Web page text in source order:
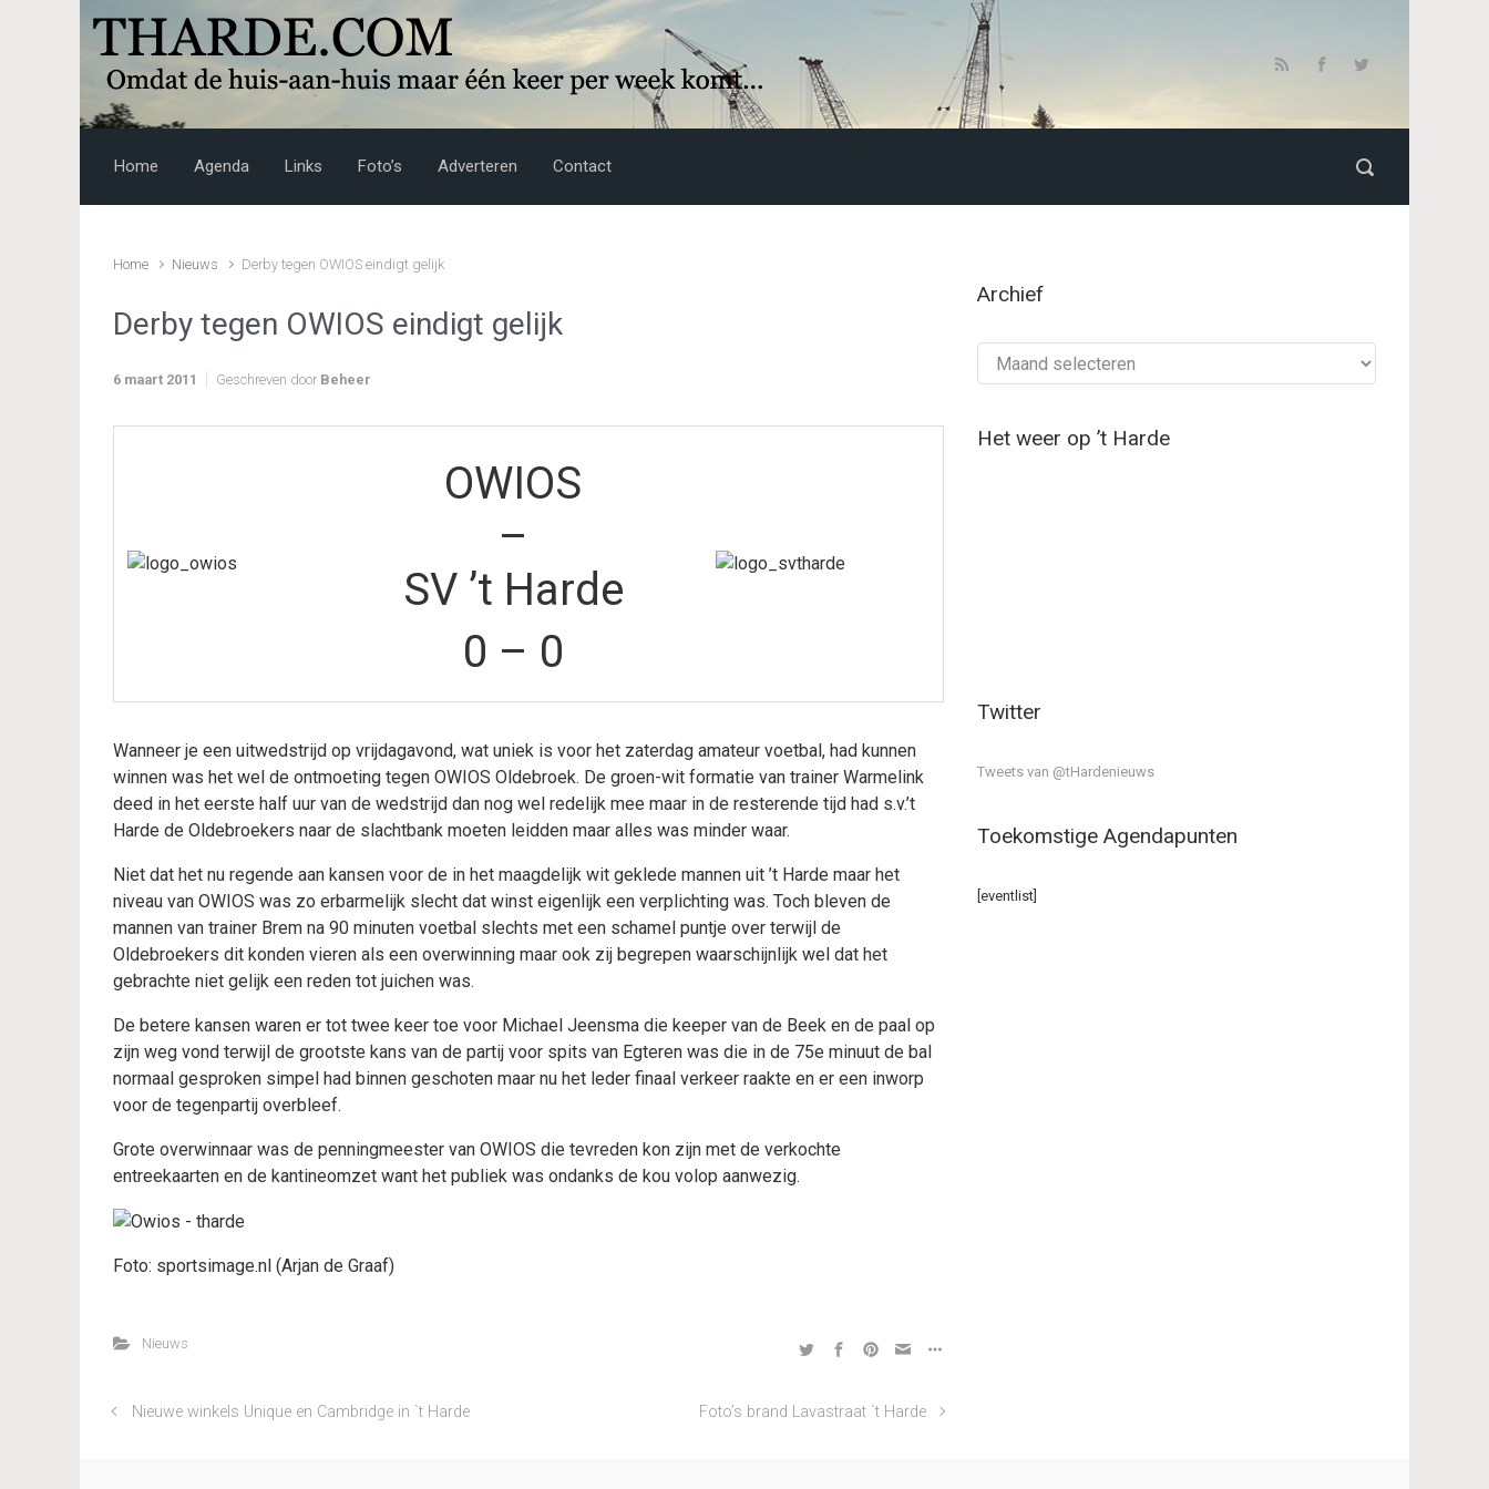
Skip to main content
Home Agenda Links Foto’s Adverteren Contact
Home Nieuws Derby tegen OWIOS eindigt gelijk
Derby tegen OWIOS eindigt gelijk
6 maart 2011 Geschreven door Beheer
OWIOS
–
SV ’t Harde
0 – 0
Wanneer je een uitwedstrijd op vrijdagavond, wat uniek is voor het zaterdag amateur voetbal, had kunnen
winnen was het wel de ontmoeting tegen OWIOS Oldebroek. De groen-wit formatie van trainer Warmelink
deed in het eerste half uur van de wedstrijd dan nog wel redelijk mee maar in de resterende tijd had s.v.’t
Harde de Oldebroekers naar de slachtbank moeten leidden maar alles was minder waar.
Niet dat het nu regende aan kansen voor de in het maagdelijk wit geklede mannen uit ’t Harde maar het
niveau van OWIOS was zo erbarmelijk slecht dat winst eigenlijk een verplichting was. Toch bleven de
mannen van trainer Brem na 90 minuten voetbal slechts met een schamel puntje over terwijl de
Oldebroekers dit konden vieren als een overwinning maar ook zij begrepen waarschijnlijk wel dat het
gebrachte niet gelijk een reden tot juichen was.
De betere kansen waren er tot twee keer toe voor Michael Jeensma die keeper van de Beek en de paal op
zijn weg vond terwijl de grootste kans van de partij voor spits van Egteren was die in de 75e minuut de bal
normaal gesproken simpel had binnen geschoten maar nu het leder finaal verkeer raakte en er een inworp
voor de tegenpartij overbleef.
Grote overwinnaar was de penningmeester van OWIOS die tevreden kon zijn met de verkochte
entreekaarten en de kantineomzet want het publiek was ondanks de kou volop aanwezig.
Foto: sportsimage.nl (Arjan de Graaf)
Nieuws
Nieuwe winkels Unique en Cambridge in `t Harde Foto’s brand Lavastraat `t Harde
Archief
Het weer op ’t Harde
Twitter
Tweets van @tHardenieuws
Toekomstige Agendapunten
[eventlist]